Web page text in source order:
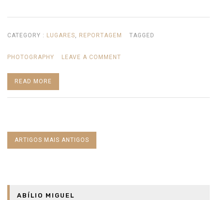
CATEGORY : LUGARES, REPORTAGEM TAGGED
PHOTOGRAPHY LEAVE A COMMENT
READ MORE
Navegação
de
ARTIGOS MAIS ANTIGOS
ABÍLIO MIGUEL